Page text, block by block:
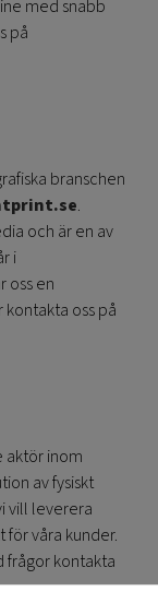
med snabb
på
branschen
.
och är en av
i
oss en
oss på
aktör inom
av fysiskt
vill leverera
för våra kunder.
frågor kontakta